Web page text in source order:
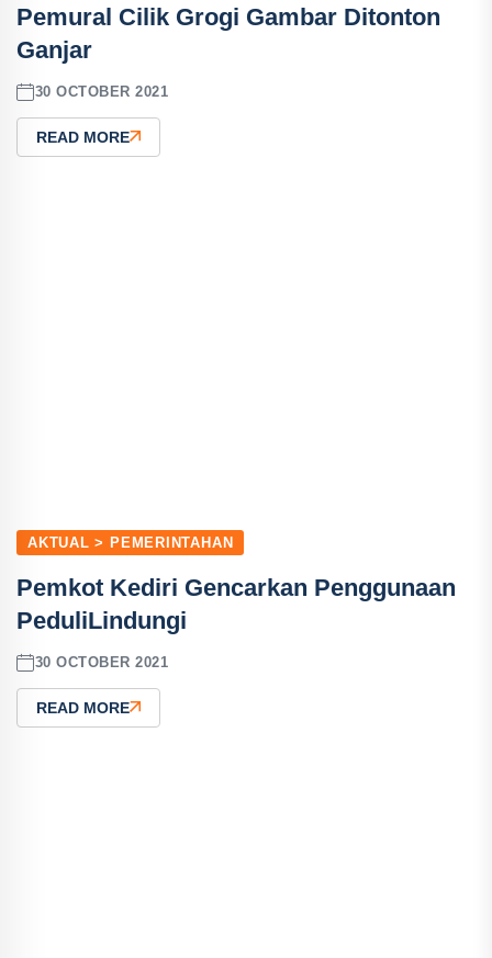
Pemural Cilik Grogi Gambar Ditonton
Ganjar
30 OCTOBER 2021
READ MORE
AKTUAL > PEMERINTAHAN
Pemkot Kediri Gencarkan Penggunaan
PeduliLindungi
30 OCTOBER 2021
READ MORE